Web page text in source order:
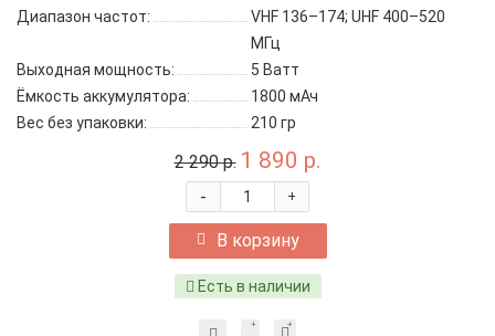
Диапазон частот:
VHF 136–174; UHF 400–520
МГц
Выходная мощность:
5 Ватт
Ёмкость аккумулятора:
1800 мАч
Вес без упаковки:
210 гр
2 290 р. 1 890 р.
+
-
В корзину
Есть в наличии